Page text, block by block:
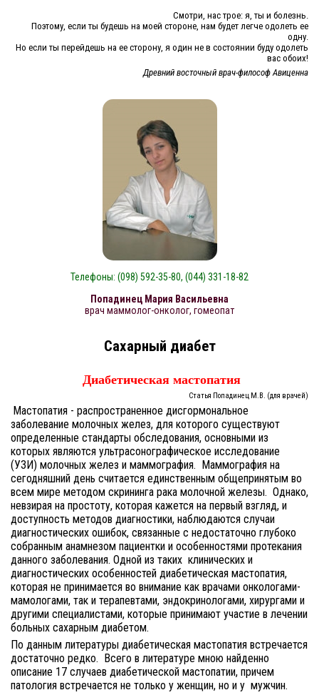
Смотри, нас трое: я, ты и болезнь.
Поэтому, если ты будешь на моей стороне, нам будет легче одолеть ее
одну.
Но если ты перейдешь на ее сторону, я один не в состоянии буду одолеть
вас обоих!
Древний восточный врач-философ Авиценна
Телефоны: (098) 592-35-80, (044) 331-18-82
Попадинец Мария Васильевна
врач маммолог-онколог, гомеопат
Сахарный диабет
Диабетическая мастопатия
Статья Попадинец М.В. (для врачей)
Мастопатия - распространенное дисгормональное
заболевание молочных желез, для которого существуют
определенные стандарты обследования, основными из
которых являются ультрасонографическое исследование
(УЗИ) молочных желез и маммография. Маммография на
сегодняшний день считается единственным общепринятым во
всем мире методом скрининга рака молочной железы. Однако,
невзирая на простоту, которая кажется на первый взгляд, и
доступность методов диагностики, наблюдаются случаи
диагностических ошибок, связанные с недостаточно глубоко
собранным анамнезом пациентки и особенностями протекания
данного заболевания. Одной из таких клинических и
диагностических особенностей диабетическая мастопатия,
которая не принимается во внимание как врачами онкологами-
мамологами, так и терапевтами, эндокринологами, хирургами и
другими специалистами, которые принимают участие в лечении
больных сахарным диабетом.
По данным литературы диабетическая мастопатия встречается
достаточно редко. Всего в литературе мною найденно
описание 17 случаев диабетической мастопатии, причем
патология встречается не только у женщин, но и у мужчин.